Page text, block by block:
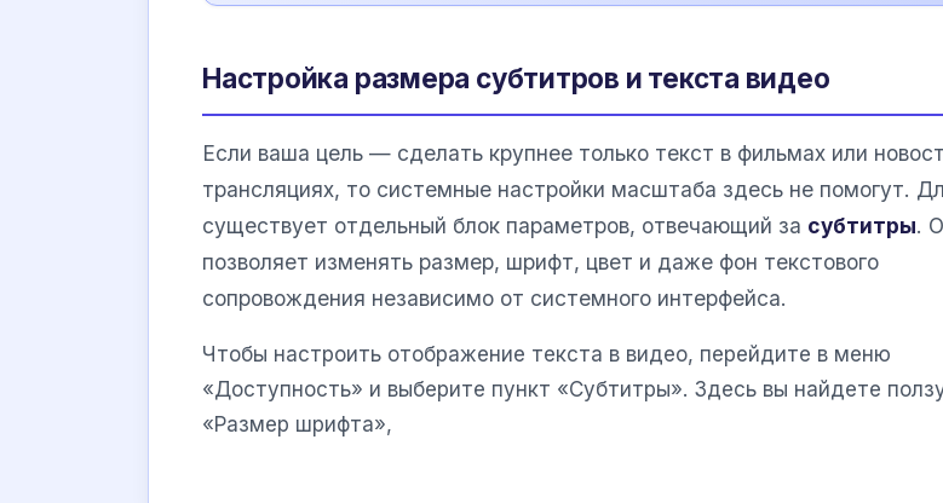
Настройка размера субтитров и текста видео
Если ваша цель — сделать крупнее только текст в фильмах или
трансляциях, то системные настройки масштаба здесь не помогут.
существует отдельный блок параметров, отвечающий за субтитры.
позволяет изменять размер, шрифт, цвет и даже фон текстового
сопровождения независимо от системного интерфейса.
Чтобы настроить отображение текста в видео, перейдите в меню
«Доступность» и выберите пункт «Субтитры». Здесь вы найдете
«Размер шрифта»,